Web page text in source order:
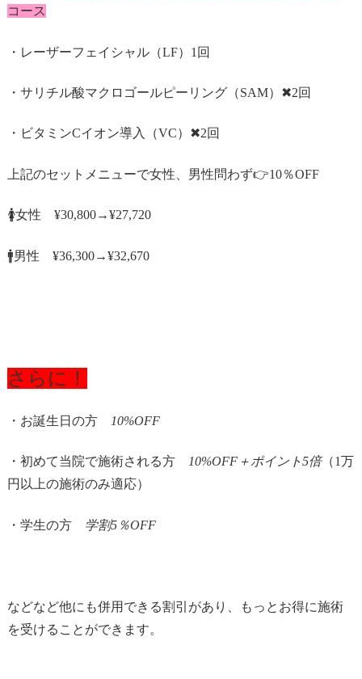
コース
・レーザーフェイシャル（LF）1回
・サリチル酸マクロゴールピーリング（SAM）✖︎2回
・ビタミンCイオン導入（VC）✖︎2回
上記のセットメニューで女性、男性問わず👉10％OFF
🚺女性 ¥30,800→¥27,720
🚹男性 ¥36,300→¥32,670
さらに！
・お誕生日の方 10%OFF
・初めて当院で施術される方 10%OFF＋ポイント5倍（1万
円以上の施術のみ適応）
・学生の方 学割5％OFF
などなど他にも併用できる割引があり、もっとお得に施術
を受けることができます。